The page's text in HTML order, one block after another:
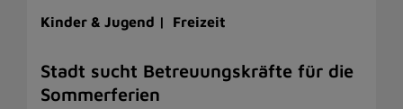
Kinder & Jugend | Freizeit
Stadt sucht Betreuungskräfte für die
Sommerferien